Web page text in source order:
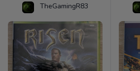
TheGamingR83